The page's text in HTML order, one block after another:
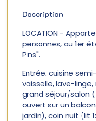
Description
LOCATION -
personnes, au 1er
Pins".
Entrée, cuisine
vaisselle, lave-
grand séjour/salon
ouvert sur un
jardin), coin nuit (lit